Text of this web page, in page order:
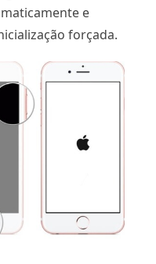
e
forçada.